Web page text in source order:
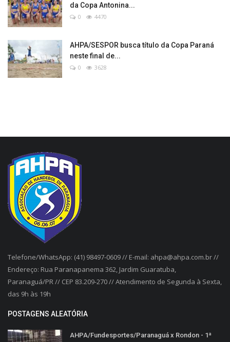
da Copa Antonina...
0 4470
AHPA/SESPOR busca título da Copa Paraná
neste final de...
0 3628
Telefone/WhatsApp: (41) 98497-0609 // E-mail: ahpa@ahpa.com.br //
Endereço: Rua Paranapanema 362, Jardim Guaratuba,
Paranaguá/PR // CEP 83.209-270 // Atendimento de Segunda à Sexta,
das 9h às 19h
POSTAGENS ALEATÓRIA
AHPA/Fundesportes/Paranaguá x Rondon - 1ª